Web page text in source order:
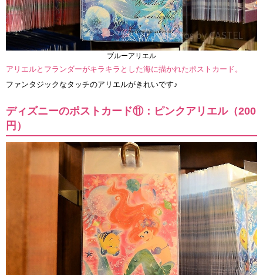
ブルーアリエル
アリエルとフランダーがキラキラとした海に描かれたポストカード。
ファンタジックなタッチのアリエルがきれいです♪
ディズニーのポストカード⑪：ピンクアリエル（200
円）